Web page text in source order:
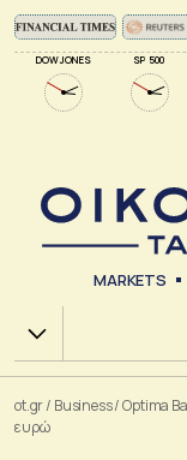
DOW JONES SP 500
MARKETS
Χ.Α.
ot.gr/ Business/Optima
ευρώ